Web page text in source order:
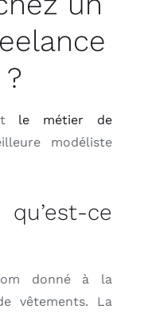
le métier de
modéliste
ce
donné à la
vêtements. La